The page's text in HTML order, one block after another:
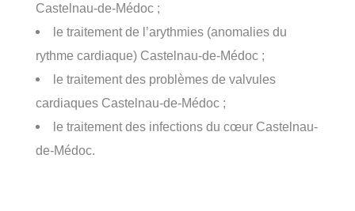
Castelnau-de-Médoc ;
le traitement de l’arythmies (anomalies du
rythme cardiaque) Castelnau-de-Médoc ;
le traitement des problèmes de valvules
cardiaques Castelnau-de-Médoc ;
le traitement des infections du cœur Castelnau-
de-Médoc.